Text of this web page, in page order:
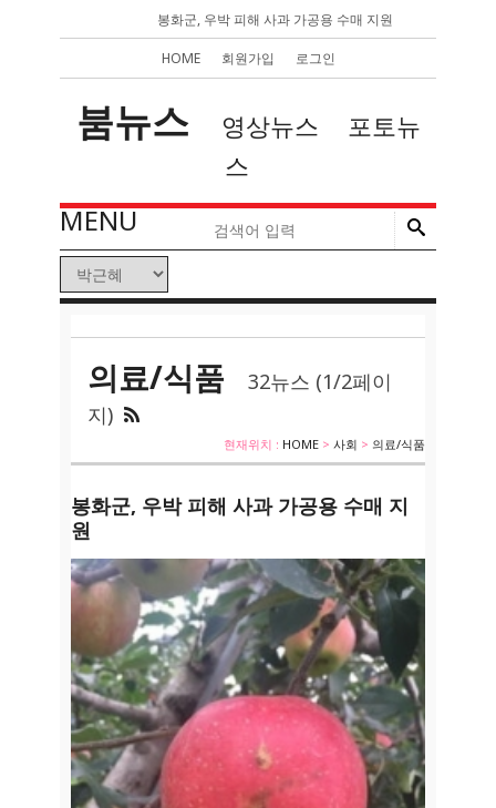
봉화군, 우박 피해 사과 가공용 수매 지원
HOME 회원가입 로그인
붐뉴스 영상뉴스
포토뉴
스
MENU
의료/식품
32뉴스 (1/2페이
지)
현재위치 : HOME > 사회 > 의료/식품
봉화군, 우박 피해 사과 가공용 수매 지
원